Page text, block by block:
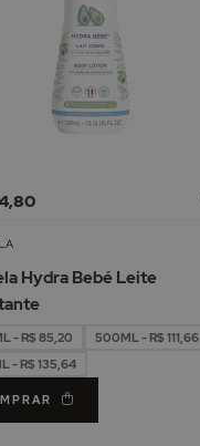
Hydra Bebé Leite
- R$ 85,20
500ML - R$ 111,66
- R$ 135,64